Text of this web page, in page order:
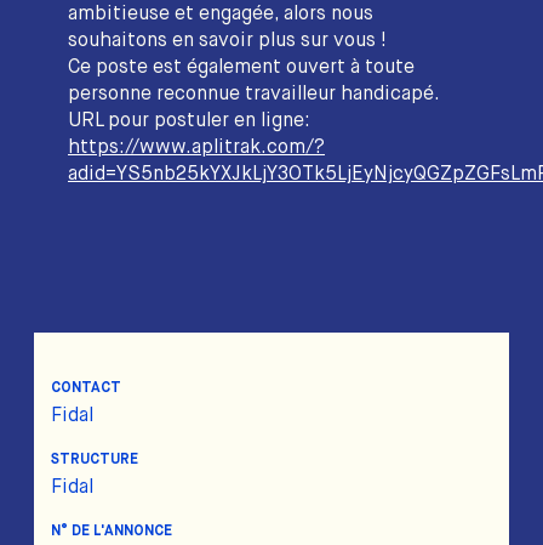
ambitieuse et engagée, alors nous
souhaitons en savoir plus sur vous !
Ce poste est également ouvert à toute
personne reconnue travailleur handicapé.
URL pour postuler en ligne:
https://www.aplitrak.com/?
CONTACT
Fidal
STRUCTURE
Fidal
N° DE L'ANNONCE